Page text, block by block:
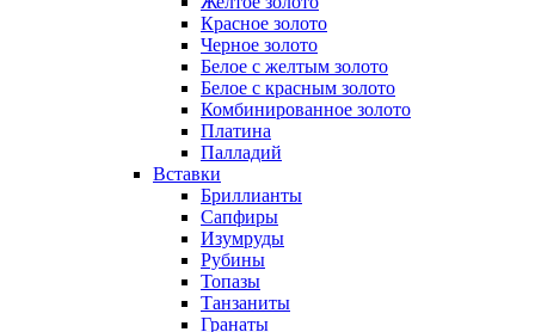
Красное золото
Черное золото
Белое с желтым золото
Белое с красным золото
Комбинированное золото
Платина
Палладий
Вставки
Бриллианты
Сапфиры
Изумруды
Рубины
Топазы
Танзаниты
Гранаты